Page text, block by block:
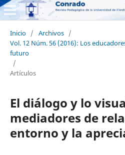
Inicio / Archivos /
Vol. 12 Núm. 56 (2016): Los
futuro
/
Artículos
El diálogo y lo
mediadores de
entorno y la